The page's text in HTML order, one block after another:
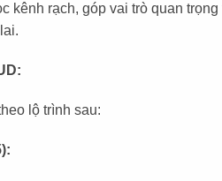
kênh rạch, góp vai trò quan
lộ trình sau: